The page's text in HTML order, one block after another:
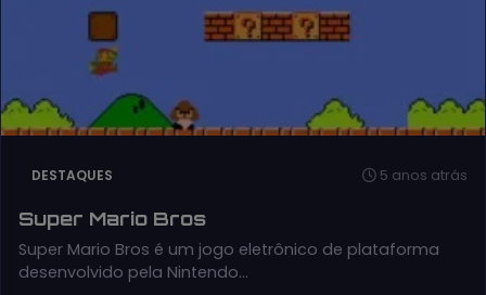
DESTAQUES 5 anos atrás
Super Mario Bros
Super Mario Bros é um jogo eletrônico de plataforma
desenvolvido pela Nintendo…